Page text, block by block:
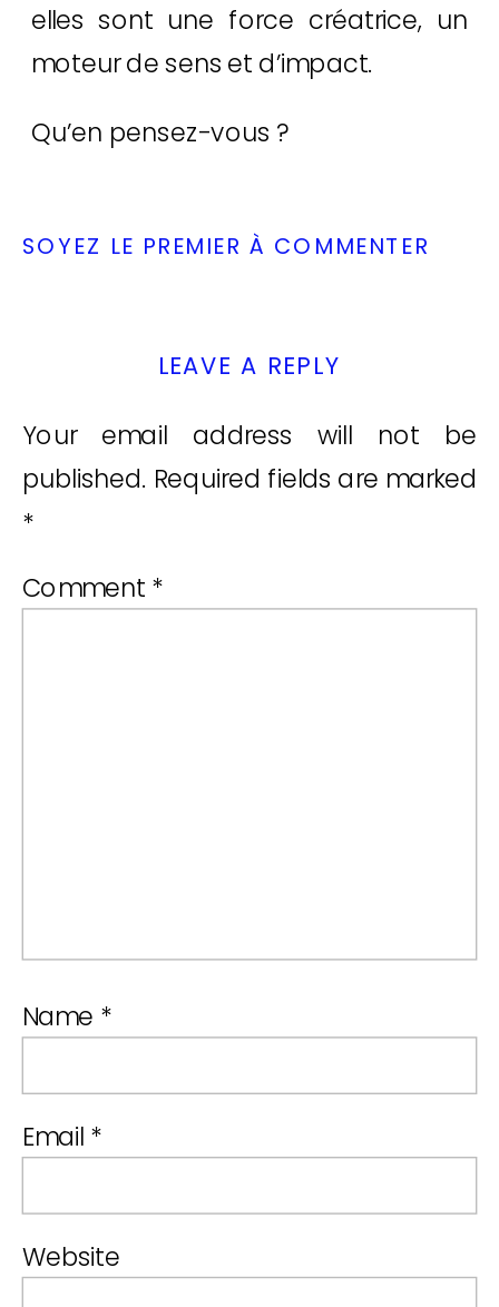
elles sont une force créatrice, un
moteur de sens et d’impact.
Qu’en pensez-vous ?
SOYEZ LE PREMIER À COMMENTER
LEAVE A REPLY
Your email address will not be
published. Required fields are marked
*
Comment *
Name *
Email *
Website